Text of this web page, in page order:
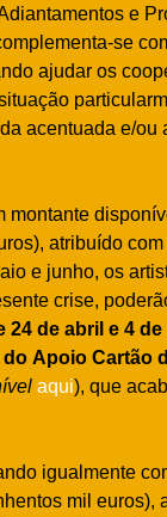
e
se
ajudar os
acentuada e/ou
montante
atribuído
e junho, os
crise,
24 de abril e 4 de
do Apoio Cartão
aqui), que
igualmente
mil euros),